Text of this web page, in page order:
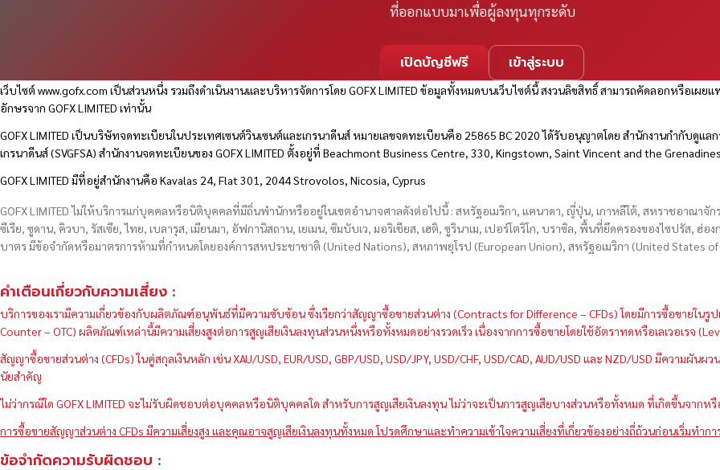
ที่ออกแบบมาเพื่อผู้ลงทุนทุกระดับ
เปิดบัญชีฟรี เข้าสู่ระบบ
เว็บไซต์www.gofx.com เป็นส่วนหนึ่ง รวมถึงดำเนินงานและบริหารจัดการโดย GOFX LIMITED ข้อมูลทั้งหมดบนเว็บไซต์นี้ สงวนลิขสิทธิ์ สามารถคัดลอกหรือเผ
อักษรจาก GOFX LIMITED เท่านั้น
GOFX LIMITED เป็นบริษัทจดทะเบียนในประเทศเซนต์วินเซนต์และเกรนาดีนส์ หมายเลขจดทะเบียนคือ 25865 BC 2020 ได้รับอนุญาตโดย สำนักงานกำกับดูแล
เกรนาดีนส์ (SVGFSA) สำนักงานจดทะเบียนของ GOFX LIMITED ตั้งอยู่ที่ Beachmont Business Centre, 330, Kingstown, Saint Vincent and the Grenadines
GOFX LIMITED มีที่อยู่สำนักงานคือ Kavalas 24, Flat 301, 2044 Strovolos, Nicosia, Cyprus
GOFX LIMITED ไม่ให้บริการแก่บุคคลหรือนิติบุคคลที่มีถิ่นพำนักหรืออยู่ในเขตอำนาจศาลดังต่อไปนี้ : สหรัฐอเมริกา, แคนาดา, ญี่ปุ่น, เกาหลีใต้, สหราชอาณาจั
ซีเรีย, ซูดาน, คิวบา, รัสเซีย, ไทย, เบลารุส, เมียนมา, อัฟกานิสถาน, เยเมน, ซิมบับเว, มอริเชียส, เฮติ, ซูรินาเม, เปอร์โตริโก, บราซิล, พื้นที่ยึดครองของไซปรัส, ฮ่อ
บาตร มีข้อจำกัดหรือมาตรการห้ามที่กำหนดโดยองค์การสหประชาชาติ (United Nations), สหภาพยุโรป (European Union), สหรัฐอเมริกา (United States
คำเตือนเกี่ยวกับความเสี่ยง :
บริการของเรามีความเกี่ยวข้องกับผลิตภัณฑ์อนุพันธ์ที่มีความซับซ้อน ซึ่งเรียกว่าสัญญาซื้อขายส่วนต่าง (Contracts for Difference – CFDs) โดยมีการซื้อขายใ
Counter – OTC) ผลิตภัณฑ์เหล่านี้มีความเสี่ยงสูงต่อการสูญเสียเงินลงทุนส่วนหนึ่งหรือทั้งหมดอย่างรวดเร็ว เนื่องจากการซื้อขายโดยใช้อัตราทดหรือเลเวอเรจ
สัญญาซื้อขายส่วนต่าง (CFDs) ในคู่สกุลเงินหลัก เช่น XAU/USD, EUR/USD, GBP/USD, USD/JPY, USD/CHF, USD/CAD, AUD/USD และ NZD/USD มีความผัน
นัยสำคัญ
ไม่ว่ากรณีใด GOFX LIMITED จะไม่รับผิดชอบต่อบุคคลหรือนิติบุคคลใด สำหรับการสูญเสียเงินลงทุน ไม่ว่าจะเป็นการสูญเสียบางส่วนหรือทั้งหมด ที่เกิดขึ้นจากหรื
การซื้อขายสัญญาส่วนต่าง CFDs มีความเสี่ยงสูง และคุณอาจสูญเสียเงินลงทุนทั้งหมด โปรดศึกษาและทำความเข้าใจความเสี่ยงที่เกี่ยวข้องอย่างถี่ถ้วนก่อนเริ่มทำกา
ข้อจำกัดความรับผิดชอบ :